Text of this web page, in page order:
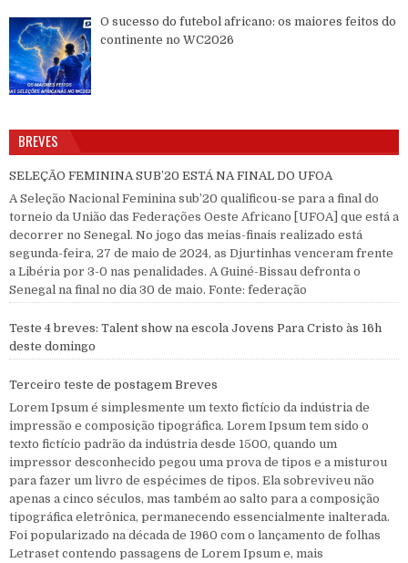
O sucesso do futebol africano: os maiores feitos do
continente no WC2026
BREVES
SELEÇÃO FEMININA SUB’20 ESTÁ NA FINAL DO UFOA
A Seleção Nacional Feminina sub’20 qualificou-se para a final do
torneio da União das Federações Oeste Africano [UFOA] que está a
decorrer no Senegal. No jogo das meias-finais realizado está
segunda-feira, 27 de maio de 2024, as Djurtinhas venceram frente
a Libéria por 3-0 nas penalidades. A Guiné-Bissau defronta o
Senegal na final no dia 30 de maio. Fonte: federação
Teste 4 breves: Talent show na escola Jovens Para Cristo às 16h
deste domingo
Terceiro teste de postagem Breves
Lorem Ipsum é simplesmente um texto fictício da indústria de
impressão e composição tipográfica. Lorem Ipsum tem sido o
texto fictício padrão da indústria desde 1500, quando um
impressor desconhecido pegou uma prova de tipos e a misturou
para fazer um livro de espécimes de tipos. Ela sobreviveu não
apenas a cinco séculos, mas também ao salto para a composição
tipográfica eletrônica, permanecendo essencialmente inalterada.
Foi popularizado na década de 1960 com o lançamento de folhas
Letraset contendo passagens de Lorem Ipsum e, mais